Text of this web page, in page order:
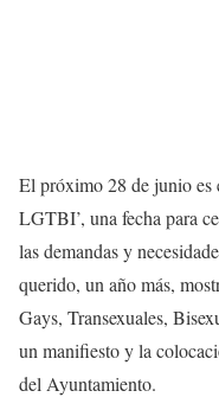
El próximo 28 de junio
LGTBI’, una fecha para
las demandas y
querido, un año más,
Gays, Transexuales,
un manifiesto y la
del Ayuntamiento.